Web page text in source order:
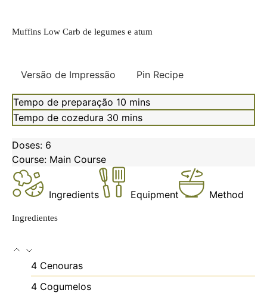
Muffins Low Carb de legumes e atum
Versão de Impressão Pin Recipe
Tempo de preparação 10 minutes
mins
Tempo de cozedura 30 minutes
mins
Doses: 6
Course: Main Course
Ingredients Equipment Method
Ingredientes
4 Cenouras
4 Cogumelos